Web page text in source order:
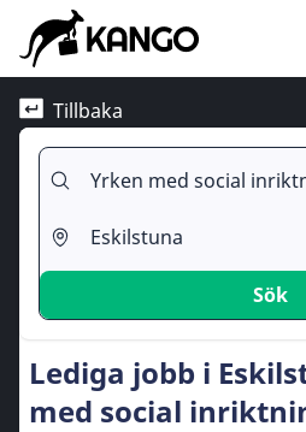
Tillbaka
Sök
Lediga jobb i
med social